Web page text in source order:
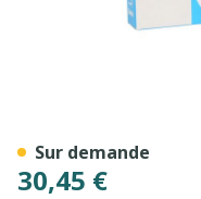
30,45 €
Sur demande